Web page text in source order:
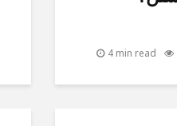
4 min read